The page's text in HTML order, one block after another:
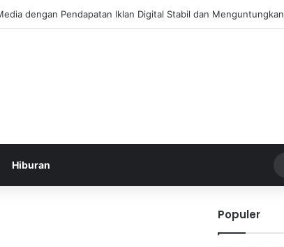
Meningkatkan Pendapatan Berdasarkan Pengalaman Praktis
Hiburan
Populer